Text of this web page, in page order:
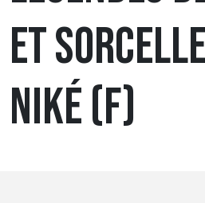
ET
NIKÉ (F)